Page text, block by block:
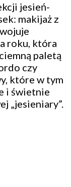
jesień-
makijaż z
roku, która
paletą
czy
które w tym
i świetnie
„jesieniary”.